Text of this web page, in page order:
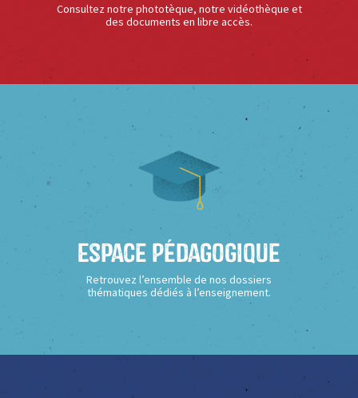
Consultez notre phototèque, notre vidéothèque et
des documents en libre accès.
Espace Pédagogique
Retrouvez l’ensemble de nos dossiers
thématiques dédiés à l’enseignement.